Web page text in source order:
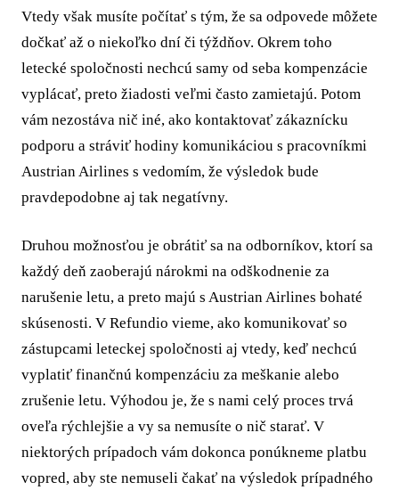
Vtedy však musíte počítať s tým, že sa odpovede môžete
dočkať až o niekoľko dní či týždňov. Okrem toho
letecké spoločnosti nechcú samy od seba kompenzácie
vyplácať, preto žiadosti veľmi často zamietajú. Potom
vám nezostáva nič iné, ako kontaktovať zákaznícku
podporu a stráviť hodiny komunikáciou s pracovníkmi
Austrian Airlines s vedomím, že výsledok bude
pravdepodobne aj tak negatívny.
Druhou možnosťou je obrátiť sa na odborníkov, ktorí sa
každý deň zaoberajú nárokmi na odškodnenie za
narušenie letu, a preto majú s Austrian Airlines bohaté
skúsenosti. V Refundio vieme, ako komunikovať so
zástupcami leteckej spoločnosti aj vtedy, keď nechcú
vyplatiť finančnú kompenzáciu za meškanie alebo
zrušenie letu. Výhodou je, že s nami celý proces trvá
oveľa rýchlejšie a vy sa nemusíte o nič starať. V
niektorých prípadoch vám dokonca ponúkneme platbu
vopred, aby ste nemuseli čakať na výsledok prípadného